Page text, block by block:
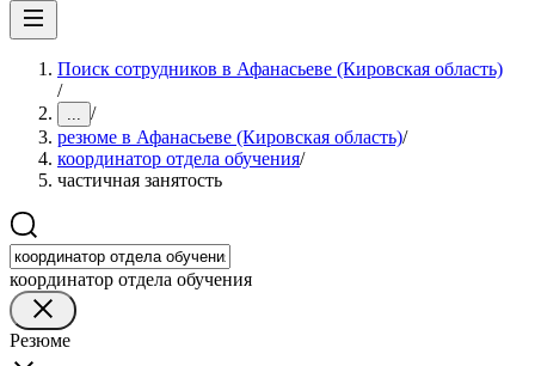
Поиск сотрудников в Афанасьеве (Кировская область)
/
... /
резюме в Афанасьеве (Кировская область)/
координатор отдела обучения/
частичная занятость
координатор отдела обучения
Резюме